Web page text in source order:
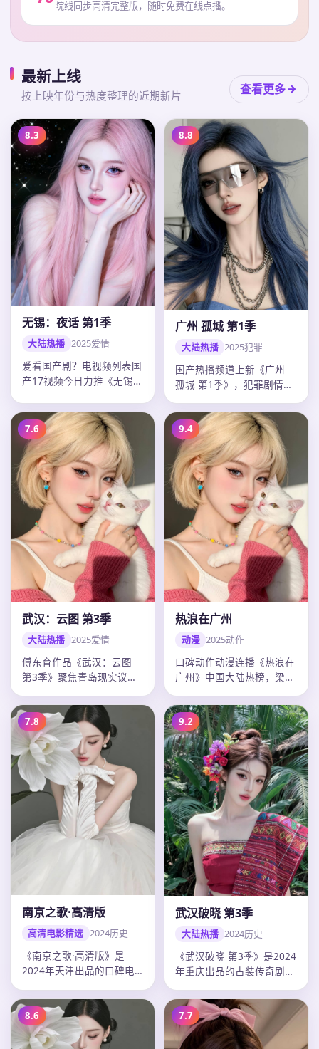
院线同步高清完整版，随时免费在线点播。
最新上线
按上映年份与热度整理的近期新片 查看更多
8.3
无锡：夜话 第1季
大陆热播 2025爱情
爱看国产剧？电视频列表国
产17视频今日力推《无锡：
国…
8.8
广州 孤城 第1季
大陆热播 2025犯罪
国产热播频道上新《广州
孤城 第1季》，犯罪剧情紧
准，20…
7.6
武汉：云图 第3季
大陆热播 2025爱情
傅东育作品《武汉：云图
第3季》聚焦青岛现实议
整，迪丽热…
9.4
热浪在广州
动漫 2025动作
口碑动作动漫连播《热浪在
广州》中国大陆热榜，梁朝
思诚调度…
7.8
南京之歌·高清版
高清电影精选 2024历史
《南京之歌·高清版》是
2024年天津出品的口碑电
剧情张力…
9.2
武汉破晓 第3季
大陆热播 2024历史
《武汉破晓 第3季》是2024
年重庆出品的古装传奇剧，
张…
8.6 7.7